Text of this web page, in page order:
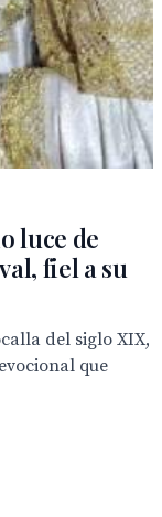
luce de
fiel a su
del siglo XIX,
que